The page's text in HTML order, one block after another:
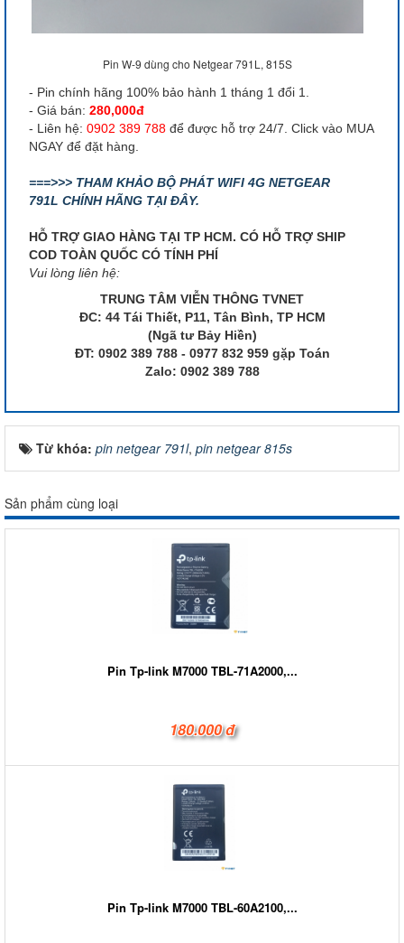
Pin W-9 dùng cho Netgear 791L, 815S
- Pin chính hãng 100% bảo hành 1 tháng 1 đổi 1.
- Giá bán: 280,000đ
- Liên hệ: 0902 389 788 để được hỗ trợ 24/7. Click vào MUA
NGAY để đặt hàng.
===>>> THAM KHẢO BỘ PHÁT WIFI 4G NETGEAR
791L CHÍNH HÃNG TẠI ĐÂY.
HỖ TRỢ GIAO HÀNG TẠI TP HCM. CÓ HỖ TRỢ SHIP
COD TOÀN QUỐC CÓ TÍNH PHÍ
Vui lòng liên hệ:
TRUNG TÂM VIỄN THÔNG TVNET
ĐC: 44 Tái Thiết, P11, Tân Bình, TP HCM
(Ngã tư Bảy Hiền)
ĐT: 0902 389 788 - 0977 832 959 gặp Toán
Zalo: 0902 389 788
Từ khóa: pin netgear 791l, pin netgear 815s
Sản phẩm cùng loại
Pin Tp-link M7000 TBL-71A2000,...
180.000 đ
Pin Tp-link M7000 TBL-60A2100,...